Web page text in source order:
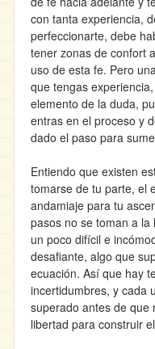
con tanta experiencia,
perfeccionarte, debe
tener zonas de confort
uso de esta fe. Pero
que tengas
elemento de la duda,
entras en el proceso y
dado el paso para
Entiendo que existen
tomarse de tu parte, el
andamiaje para tu
pasos no se toman a
un poco difícil e
desafiante, algo que
ecuación. Así que hay
incertidumbres, y cada
superado antes de que
libertad para construir